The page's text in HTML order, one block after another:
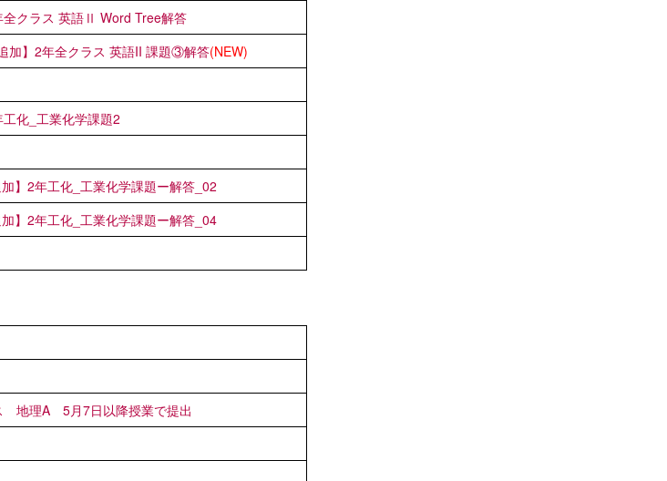
全クラス 英語Ⅱ Word Tree解答
加】2年全クラス 英語II 課題③解答(NEW)
工化_工業化学課題2
】2年工化_工業化学課題ー解答_02
】2年工化_工業化学課題ー解答_04
地理A 5月7日以降授業で提出